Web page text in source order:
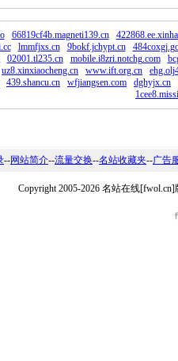
66819cf4b.magneti139.cn
lmmfjxs.cn 9bokf.jchypt.cn
02001.tl235.cn mobile.i8zri.notchg.com
uz8.xinxiaocheng.cn www.ift.org.cn
439.shancu.cn wfjiangsen.com
dghyjx.cn
--网站简介--流量交换--名站收藏夹--广告
Copyright 2005-2026 名站在线